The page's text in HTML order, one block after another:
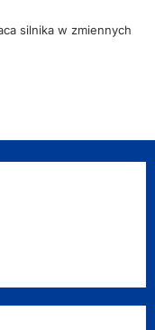
silnika w zmiennych